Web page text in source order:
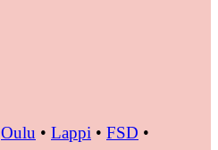
Oulu • Lappi • FSD •